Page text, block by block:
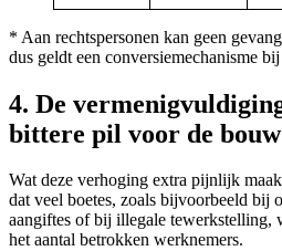
* Aan rechtspersonen kan geen
dus geldt een conversiemechanisme
4. De
bittere pil voor de bouw
Wat deze verhoging extra pijnlijk
dat veel boetes, zoals bijvoorbeeld bij
aangiftes of bij illegale tewerkstelling,
het aantal betrokken werknemers.